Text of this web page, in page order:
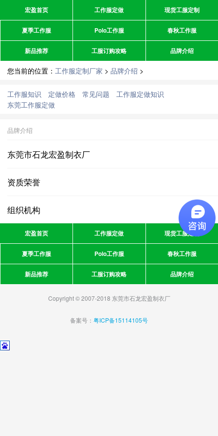
宏盈首页 工作服定做 现货工服定制
夏季工作服 Polo工作服 春秋工作服
新品推荐 工服订购攻略 品牌介绍
您当前的位置： 工作服定制厂家 > 品牌介绍 >
工作服知识 定做价格 常见问题
工作服定做知识
东莞工作服定做
品牌介绍
东莞市石龙宏盈制衣厂
资质荣誉
组织机构
宏盈首页 工作服定做 现货工服定制
夏季工作服 Polo工作服 春秋工作服
新品推荐 工服订购攻略 品牌介绍
Copyright © 2007-2018 东莞市石龙宏盈制衣厂
备案号： 粤ICP备15114105号